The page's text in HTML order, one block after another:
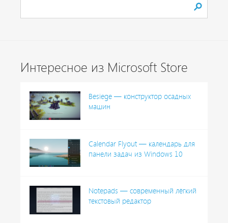
Интересное из Microsoft Store
Besiege — конструктор осадных
машин
Calendar Flyout — календарь для
панели задач из Windows 10
Notepads — современный лёгкий
текстовый редактор